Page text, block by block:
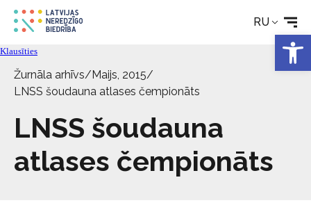
RU
Реабилитация
Услуги
Klausīties
Žurnāla arhīvs/Maijs, 2015/
LNSS šoudauna atlases čempionāts
LNSS šoudauna
atlases čempionāts